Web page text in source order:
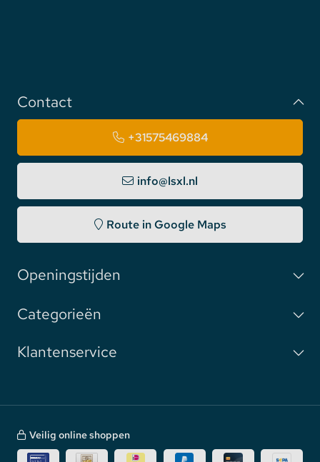
Contact
+31575469884
info@lsxl.nl
Route in Google Maps
Openingstijden
Categorieën
Klantenservice
Veilig online shoppen